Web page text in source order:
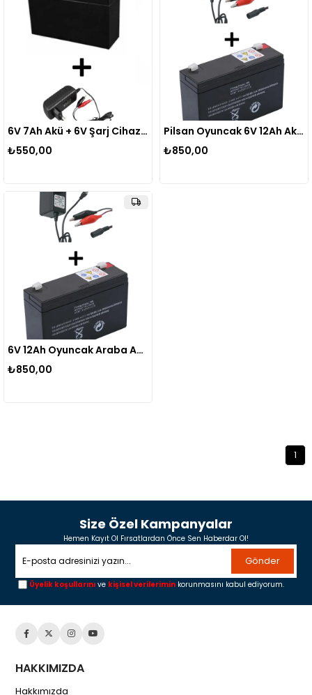
6V 7Ah Akü + 6V Şarj Cihazı Seti Oyuncak Araba Uyumlu Şarjlı Akü Seti
₺550,00
Pilsan Oyuncak 6V 12Ah Aküsü ve 6V Şarj Cihazı Akülü Araba Seti
₺850,00
6V 12Ah Oyuncak Araba Aküsü + 6V 1A Akü Şarj Cihazı Kuru Akü Seti
₺850,00
1
Size Özel Kampanyalar
Hemen Kayıt Ol Fırsatlardan Önce Sen Haberdar Ol!
Gönder
Üyelik koşullarını ve kişisel verilerimin korunmasını kabul ediyorum.
HAKKIMIZDA
Hakkımızda